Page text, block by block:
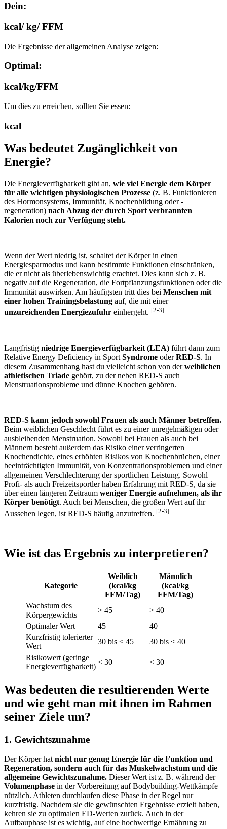
Dein:
kcal/ kg/ FFM
Die Ergebnisse der allgemeinen Analyse zeigen:
Optimal:
kcal/kg/FFM
Um dies zu erreichen, sollten Sie essen:
kcal
Was bedeutet Zugänglichkeit von
Energie?
Die Energieverfügbarkeit gibt an, wie viel Energie dem Körper
für alle wichtigen physiologischen Prozesse (z. B. Funktionieren
des Hormonsystems, Immunität, Knochenbildung oder -
regeneration) nach Abzug der durch Sport verbrannten
Kalorien noch zur Verfügung steht.
Wenn der Wert niedrig ist, schaltet der Körper in einen
Energiesparmodus und kann bestimmte Funktionen einschränken,
die er nicht als überlebenswichtig erachtet. Dies kann sich z. B.
negativ auf die Regeneration, die Fortpflanzungsfunktionen oder die
Immunität auswirken. Am häufigsten tritt dies bei Menschen mit
einer hohen Trainingsbelastung auf, die mit einer
unzureichenden Energiezufuhr einhergeht. [2-3]
Langfristig niedrige Energieverfügbarkeit (LEA) führt dann zum
Relative Energy Deficiency in Sport Syndrome oderRED-S. In
diesem Zusammenhang hast du vielleicht schon von derweiblichen
athletischen Triade gehört, zu der neben RED-S auch
Menstruationsprobleme und dünne Knochen gehören.
RED-S kann jedoch sowohl Frauen als auch Männer betreffen.
Beim weiblichen Geschlecht führt es zu einer unregelmäßigen oder
ausbleibenden Menstruation. Sowohl bei Frauen als auch bei
Männern besteht außerdem das Risiko einer verringerten
Knochendichte, eines erhöhten Risikos von Knochenbrüchen, einer
beeinträchtigten Immunität, von Konzentrationsproblemen und einer
allgemeinen Verschlechterung der sportlichen Leistung. Sowohl
Profi- als auch Freizeitsportler haben Erfahrung mit RED-S, da sie
über einen längeren Zeitraum weniger Energie aufnehmen, als ihr
Körper benötigt. Auch bei Menschen, die großen Wert auf ihr
Aussehen legen, ist RED-S häufig anzutreffen. [2-3]
Wie ist das Ergebnis zu interpretieren?
Kategorie
Weiblich
(kcal/kg
FFM/Tag)
Männlich
(kcal/kg
FFM/Tag)
Wachstum des
Körpergewichts
> 45
> 40
Optimaler Wert
45
40
Kurzfristig tolerierter
Wert
30 bis < 45
30 bis < 40
Risikowert (geringe
Energieverfügbarkeit)
< 30 < 30
Was bedeuten die resultierenden Werte
und wie geht man mit ihnen im Rahmen
seiner Ziele um?
1. Gewichtszunahme
Der Körper hat nicht nur genug Energie für die Funktion und
Regeneration, sondern auch für das Muskelwachstum und die
allgemeine Gewichtszunahme. Dieser Wert ist z. B. während der
Volumenphase in der Vorbereitung auf Bodybuilding-Wettkämpfe
nützlich. Athleten durchlaufen diese Phase in der Regel nur
kurzfristig. Nachdem sie die gewünschten Ergebnisse erzielt haben,
kehren sie zu optimalen ED-Werten zurück. Auch in der
Aufbauphase ist es wichtig, auf eine hochwertige Ernährung zu